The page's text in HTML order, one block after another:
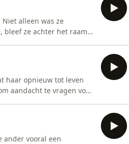
alleen was ze
bleef ze achter het raam
haar opnieuw tot leven
aandacht te vragen voor
ander vooral een